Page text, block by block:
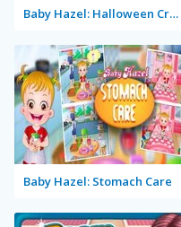
Baby Hazel: Halloween Crafts
Baby Hazel: Stomach Care